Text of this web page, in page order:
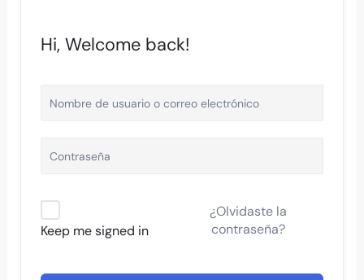
Hi, Welcome back!
Keep me signed in
¿Olvidaste la
contraseña?